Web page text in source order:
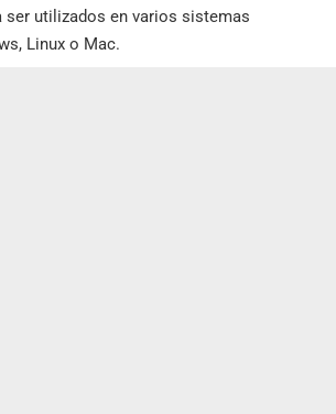
ser utilizados en varios sistemas
Linux o Mac.